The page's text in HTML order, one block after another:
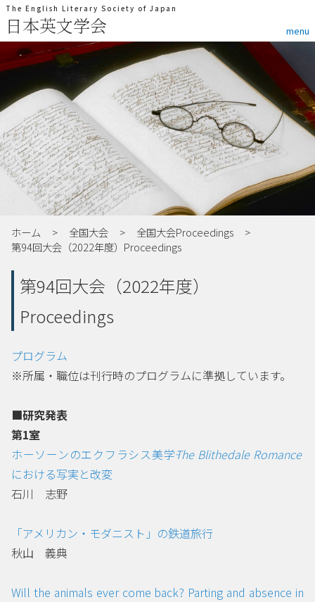
The English Literary Society of Japan
日本英文学会 menu
cover art
ホーム 全国大会
全国大会Proceedings
第94回大会（2022年度）Proceedings
第94回大会（2022年度）
Proceedings
プログラム
※所属・職位は刊行時のプログラムに準拠しています。
■研究発表
第1室
ホーソーンのエクフラシス美学――The Blithedale Romance
における写実と改変
石川 志野
「アメリカン・モダニスト」の鉄道旅行
秋山 義典
Will the animals ever come back? Parting and absence in